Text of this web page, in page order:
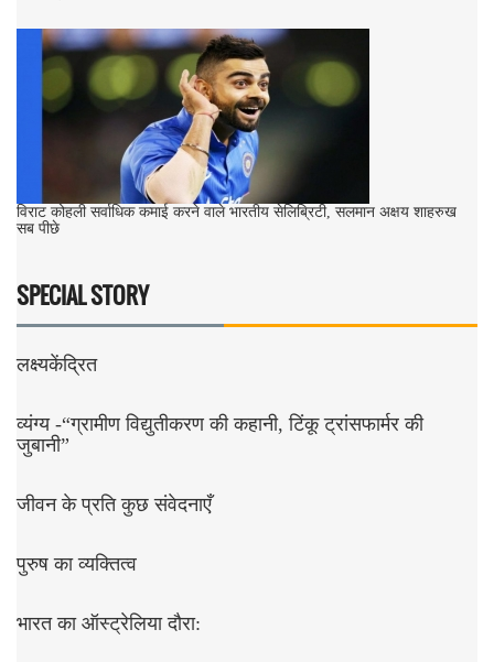
विराट कोहली सर्वाधिक कमाई करने वाले भारतीय सेलिब्रिटी, सलमान अक्षय शाहरुख
सब पीछे
SPECIAL STORY
लक्ष्यकेंद्रित
व्यंग्य -“ग्रामीण विद्युतीकरण की कहानी, टिंकू ट्रांसफार्मर की
जुबानी”
जीवन के प्रति कुछ संवेदनाएँ
पुरुष का व्यक्तित्व
भारत का ऑस्ट्रेलिया दौरा: